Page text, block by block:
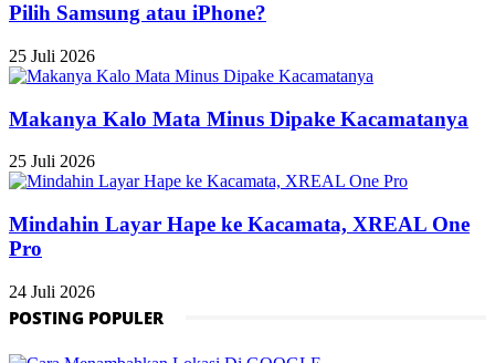
Pilih Samsung atau iPhone?
25 Juli 2026
Makanya Kalo Mata Minus Dipake Kacamatanya
25 Juli 2026
Mindahin Layar Hape ke Kacamata, XREAL One
Pro
24 Juli 2026
POSTING POPULER